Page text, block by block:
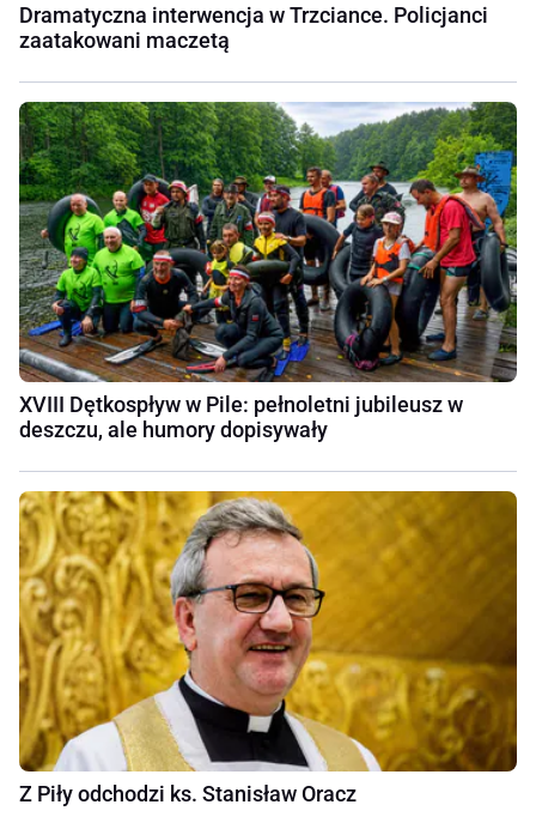
Dramatyczna interwencja w Trzciance. Policjanci
zaatakowani maczetą
XVIII Dętkospływ w Pile: pełnoletni jubileusz w
deszczu, ale humory dopisywały
Z Piły odchodzi ks. Stanisław Oracz